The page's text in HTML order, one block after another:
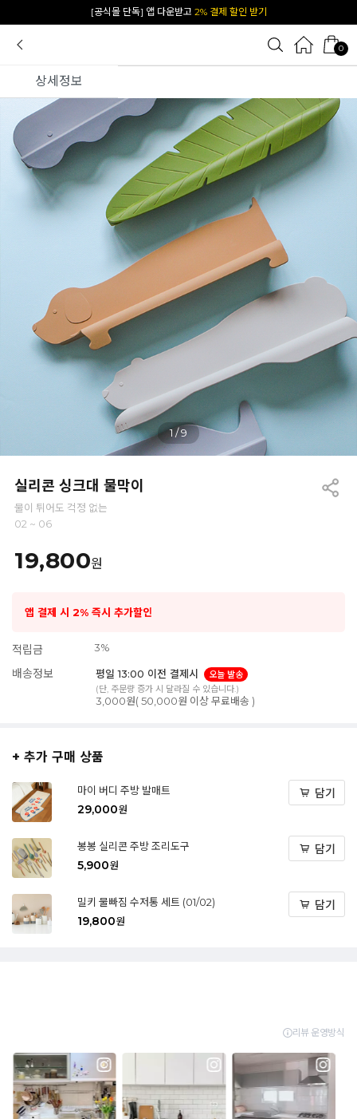
카카오 플친 추가하면1천원 즉시 할인 쿠폰
0
상세정보
1/9
실리콘 싱크대 물막이
물이 튀어도 걱정 없는
02 ~ 06
19,800원
앱 결제 시 2% 즉시 추가할인
적립금 3%
배송정보 평일 13:00 이전 결제시
오늘 발송
(단, 주문량 증가 시 달라질 수 있습니다.)
3,000원( 50,000원 이상 무료배송 )
+ 추가 구매 상품
마이 버디 주방 발매트
29,000원
담기
봉봉 실리콘 주방 조리도구
5,900원
담기
밀키 물빠짐 수저통 세트 (01/02)
19,800원
담기